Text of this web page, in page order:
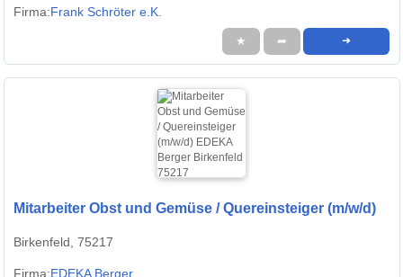
Firma:Frank Schröter e.K.
★ ➦ ➜
Mitarbeiter Obst und Gemüse / Quereinsteiger (m/w/d)
Birkenfeld, 75217
Firma:EDEKA Berger